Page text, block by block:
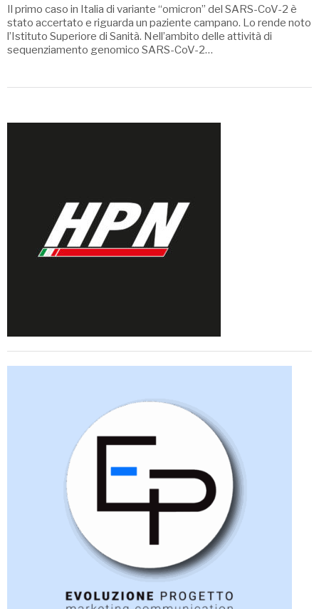
Il primo caso in Italia di variante “omicron” del SARS-CoV-2 è
stato accertato e riguarda un paziente campano. Lo rende noto
l’Istituto Superiore di Sanità. Nell’ambito delle attività di
sequenziamento genomico SARS-CoV-2…